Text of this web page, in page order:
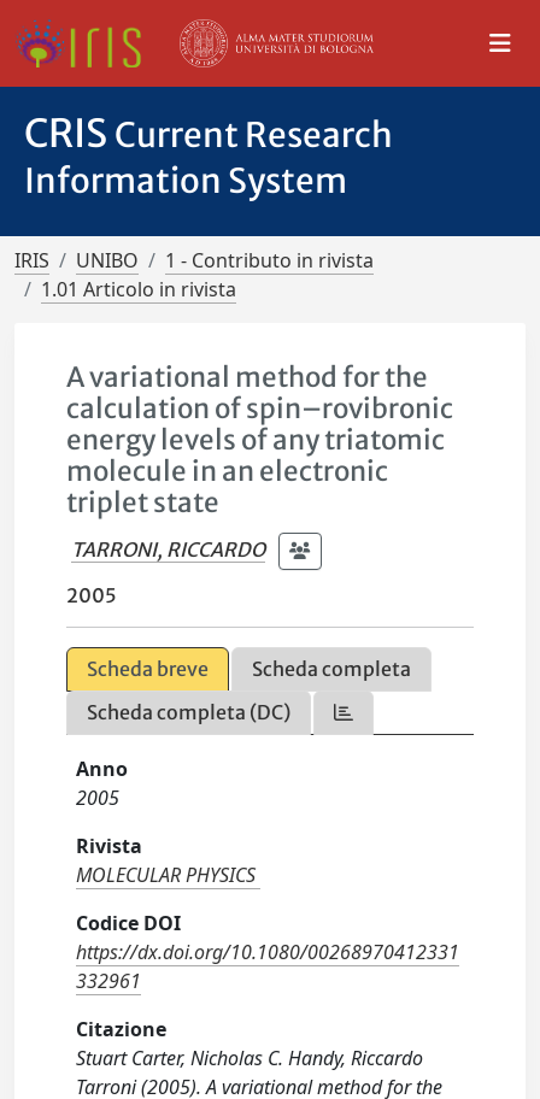
CRIS Current Research
Information System
IRIS UNIBO
1 - Contributo in rivista
1.01 Articolo in rivista
A variational method for the
calculation of spin–rovibronic
energy levels of any triatomic
molecule in an electronic
triplet state
TARRONI, RICCARDO
2005
Scheda breve
Scheda completa
Scheda completa (DC)
Anno
2005
Rivista
MOLECULAR PHYSICS
Codice DOI
https://dx.doi.org/10.1080/00268970412331
332961
Citazione
Stuart Carter, Nicholas C. Handy, Riccardo
Tarroni (2005). A variational method for the